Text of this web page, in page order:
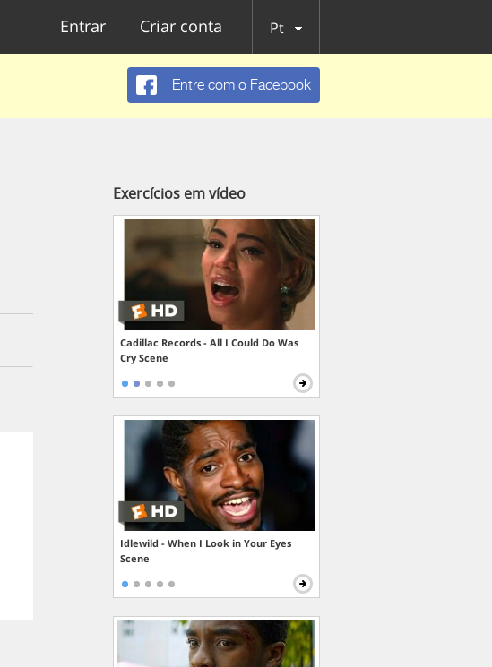
Entrar Criar conta Pt
Entre com o Facebook
Exercícios em vídeo
Cadillac Records - All I Could Do Was
Cry Scene
Idlewild - When I Look in Your Eyes
Scene